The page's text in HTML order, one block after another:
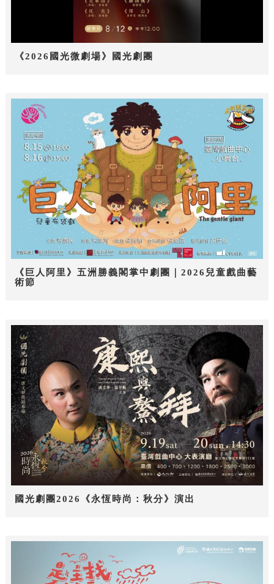
《2026國光微劇場》國光劇團
《巨人阿里》五洲勝義閣掌中劇團｜2026兒童戲曲藝
術節
國光劇團2026《永恆時尚：秋分》演出